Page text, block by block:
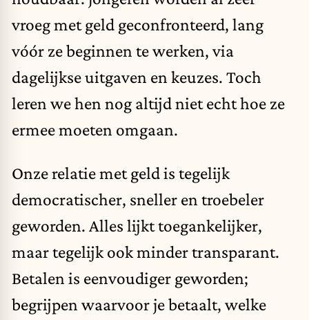
vroeg met geld geconfronteerd, lang
vóór ze beginnen te werken, via
dagelijkse uitgaven en keuzes. Toch
leren we hen nog altijd niet echt hoe ze
ermee moeten omgaan.
Onze relatie met geld is tegelijk
democratischer, sneller en troebeler
geworden. Alles lijkt toegankelijker,
maar tegelijk ook minder transparant.
Betalen is eenvoudiger geworden;
begrijpen waarvoor je betaalt, welke